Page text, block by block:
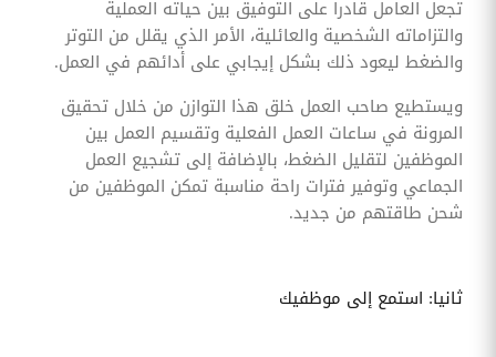
تجعل العامل قادرا على التوفيق بين حياته العملية
والتزاماته الشخصية والعائلية، الأمر الذي يقلل من التوتر
والضغط ليعود ذلك بشكل إيجابي على أدائهم في العمل.
ويستطيع صاحب العمل خلق هذا التوازن من خلال تحقيق
المرونة في ساعات العمل الفعلية وتقسيم العمل بين
الموظفين لتقليل الضغط، بالإضافة إلى تشجيع العمل
الجماعي وتوفير فترات راحة مناسبة تمكن الموظفين من
شحن طاقتهم من جديد.
ثانيا: استمع إلى موظفيك